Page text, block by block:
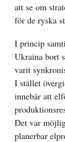
att se om
för de ryska
I princip
Ukraina bort
varit
I stället
innebär att
Det var
planerbar